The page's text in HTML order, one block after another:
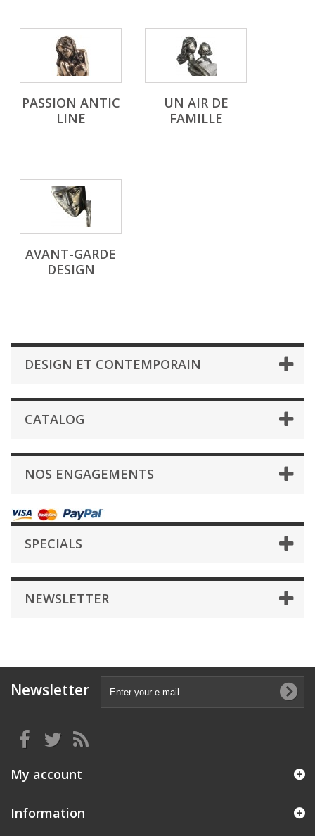
PASSION ANTIC
LINE
UN AIR DE
FAMILLE
AVANT-GARDE
DESIGN
DESIGN ET CONTEMPORAIN
CATALOG
NOS ENGAGEMENTS
SPECIALS
NEWSLETTER
Newsletter
My account
Information